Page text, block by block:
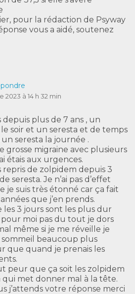
pour la rédaction de Psyway
vous a aidé, soutenez
à 14 h 32 min
depuis plus de 7 ans , un
soir et un seresta et de temps
seresta la journée .
grosse migraine avec plusieurs
étais aux urgences.
repris de zolpidem depuis 3
seresta. Je n’ai pas d’effet
je suis très étonné car ça fait
que j’en prends.
les 3 jours sont les plus dur
moi pas du tout je dors
même si je me réveille je
sommeil beaucoup plus
que quand je prenais les
peur que ça soit les zolpidem
qui met donner mal à la tête.
j’attends votre réponse merci